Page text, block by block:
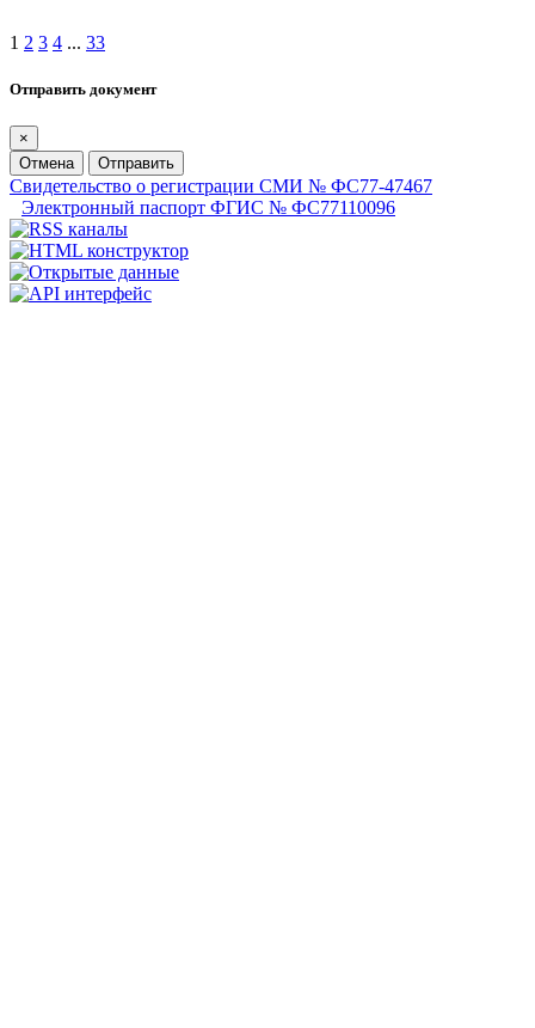
1 2 3 4 ... 33
Отправить документ
×
Отмена
Отправить
Свидетельство о регистрации СМИ № ФС77-47467
Электронный паспорт ФГИС № ФС77110096